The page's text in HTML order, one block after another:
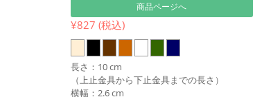
商品ページへ
¥827 (税込)
長さ：10 cm
（上止金具から下止金具までの長さ）
横幅：2.6 cm